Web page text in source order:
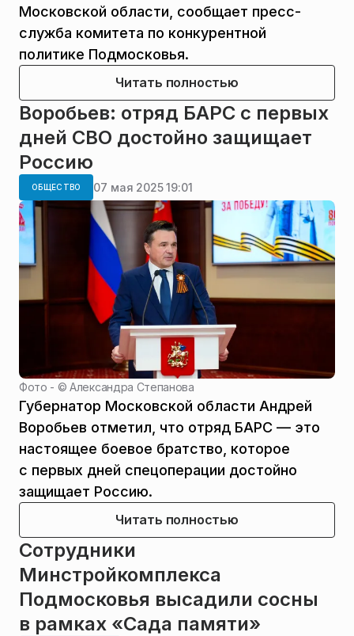
Московской области, сообщает пресс-
служба комитета по конкурентной
политике Подмосковья.
Читать полностью
Воробьев: отряд БАРС с первых
дней СВО достойно защищает
Россию
ОБЩЕСТВО 07 мая 2025 19:01
Фото - ©Александра Степанова
Губернатор Московской области Андрей
Воробьев отметил, что отряд БАРС — это
настоящее боевое братство, которое
с первых дней спецоперации достойно
защищает Россию.
Читать полностью
Сотрудники
Минстройкомплекса
Подмосковья высадили сосны
в рамках «Сада памяти»